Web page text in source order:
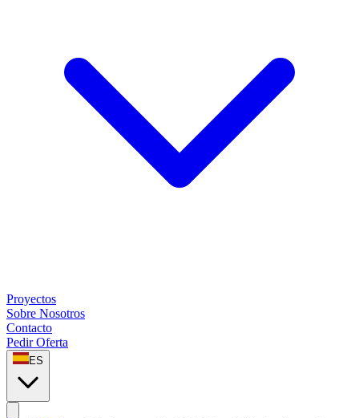
Proyectos
Sobre Nosotros
Contacto
Pedir Oferta
ES